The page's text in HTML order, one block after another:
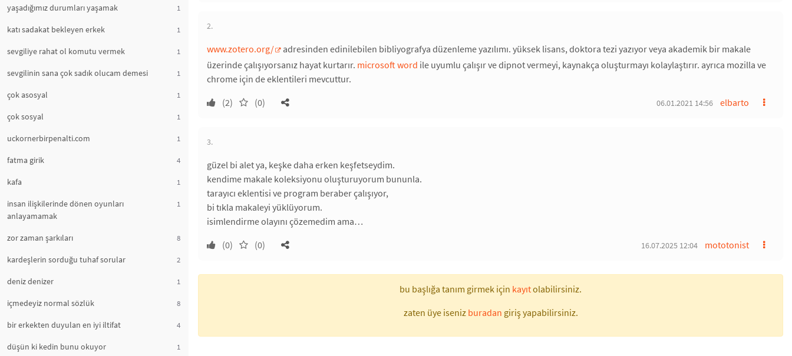
yaşadığımız durumları yaşamak 1
katı sadakat bekleyen erkek 1
sevgiliye rahat ol komutu vermek 1
sevgilinin sana çok sadık olucam demesi 1
çok asosyal 1
çok sosyal 1
uckornerbirpenalti.com 1
fatma girik 4
kafa 1
insan ilişkilerinde dönen oyunları
anlayamamak
1
zor zaman şarkıları 8
kardeşlerin sorduğu tuhaf sorular 2
deniz denizer 1
içmedeyiz normal sözlük 8
bir erkekten duyulan en iyi iltifat 4
düşün ki kedin bunu okuyor 1
2.
www.zotero.org/
adresinden edinilebilen bibliyografya düzenleme yazılımı. yüksek lisans, doktora tezi yazıyor veya akademik bir makale
üzerinde çalışıyorsanız hayat kurtarır. microsoft word ile uyumlu çalışır ve dipnot vermeyi, kaynakça oluşturmayı kolaylaştırır. ayrıca mozilla ve
chrome için de eklentileri mevcuttur.
(2)
(0) elbarto
06.01.2021 14:56
3.
güzel bi alet ya, keşke daha erken keşfetseydim.
kendime makale koleksiyonu oluşturuyorum bununla.
tarayıcı eklentisi ve program beraber çalışıyor,
bi tıkla makaleyi yüklüyorum.
isimlendirme olayını çözemedim ama…
(0)
(0) mototonist
16.07.2025 12:04
bu başlığa tanım girmek için kayıtolabilirsiniz.
zaten üye iseniz buradan giriş yapabilirsiniz.